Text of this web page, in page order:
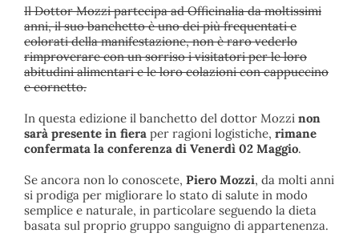
Il Dottor Mozzi partecipa ad Officinalia da moltissimi
anni, il suo banchetto è uno dei più frequentati e
colorati della manifestazione, non è raro vederlo
rimproverare con un sorriso i visitatori per le loro
abitudini alimentari e le loro colazioni con cappuccino
e cornetto.
In questa edizione il banchetto del dottor Mozzi non
sarà presente in fiera per ragioni logistiche, rimane
confermata la conferenza di Venerdì 02 Maggio.
Se ancora non lo conoscete, Piero Mozzi, da molti anni
si prodiga per migliorare lo stato di salute in modo
semplice e naturale, in particolare seguendo la dieta
basata sul proprio gruppo sanguigno di appartenenza.